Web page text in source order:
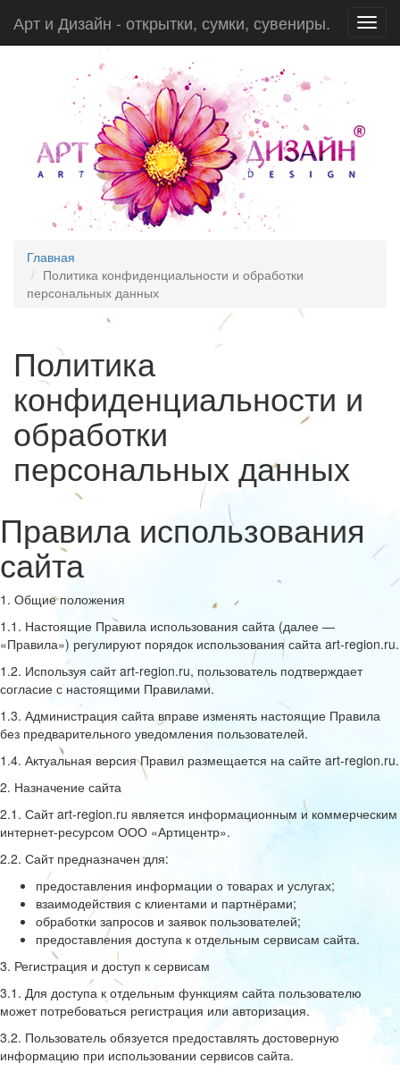
Арт и Дизайн - открытки, сумки, сувениры.
Главная
Политика конфиденциальности и обработки
персональных данных
Политика
конфиденциальности и
обработки
персональных данных
Правила использования
сайта
1. Общие положения
1.1. Настоящие Правила использования сайта (далее —
«Правила») регулируют порядок использования сайта art-region.ru.
1.2. Используя сайт art-region.ru, пользователь подтверждает
согласие с настоящими Правилами.
1.3. Администрация сайта вправе изменять настоящие Правила
без предварительного уведомления пользователей.
1.4. Актуальная версия Правил размещается на сайте art-region.ru.
2. Назначение сайта
2.1. Сайт art-region.ru является информационным и коммерческим
интернет-ресурсом ООО «Артицентр».
2.2. Сайт предназначен для:
предоставления информации о товарах и услугах;
взаимодействия с клиентами и партнёрами;
обработки запросов и заявок пользователей;
предоставления доступа к отдельным сервисам сайта.
3. Регистрация и доступ к сервисам
3.1. Для доступа к отдельным функциям сайта пользователю
может потребоваться регистрация или авторизация.
3.2. Пользователь обязуется предоставлять достоверную
информацию при использовании сервисов сайта.